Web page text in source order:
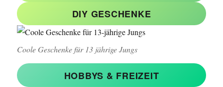
DIY GESCHENKE
Coole Geschenke für 13 jährige Jungs
HOBBYS & FREIZEIT